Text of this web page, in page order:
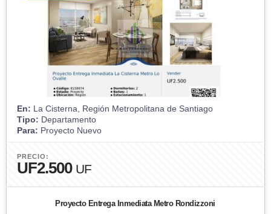
En: La Cisterna, Región Metropolitana de Santiago
Tipo: Departamento
Para: Proyecto Nuevo
PRECIO:
UF2.500 UF
Proyecto Entrega Inmediata Metro Rondizzoni